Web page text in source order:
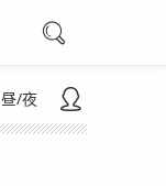
昼/夜